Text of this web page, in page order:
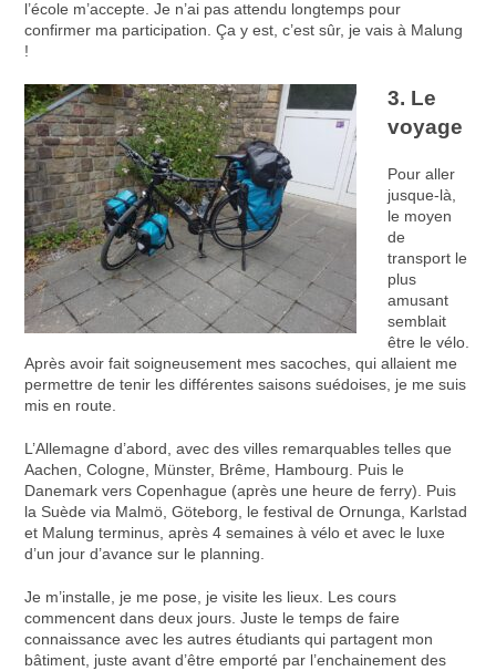
l’école m’accepte. Je n’ai pas attendu longtemps pour
confirmer ma participation. Ça y est, c’est sûr, je vais à Malung
!
3. Le
voyage
Pour aller
jusque-là,
le moyen
de
transport le
plus
amusant
semblait
être le vélo.
Après avoir fait soigneusement mes sacoches, qui allaient me
permettre de tenir les différentes saisons suédoises, je me suis
mis en route.
L’Allemagne d’abord, avec des villes remarquables telles que
Aachen, Cologne, Münster, Brême, Hambourg. Puis le
Danemark vers Copenhague (après une heure de ferry). Puis
la Suède via Malmö, Göteborg, le festival de Ornunga, Karlstad
et Malung terminus, après 4 semaines à vélo et avec le luxe
d’un jour d’avance sur le planning.
Je m’installe, je me pose, je visite les lieux. Les cours
commencent dans deux jours. Juste le temps de faire
connaissance avec les autres étudiants qui partagent mon
bâtiment, juste avant d’être emporté par l’enchainement des